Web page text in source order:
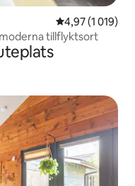
4,97 av 5 i
4,97 (1 019)
tillflyktsort